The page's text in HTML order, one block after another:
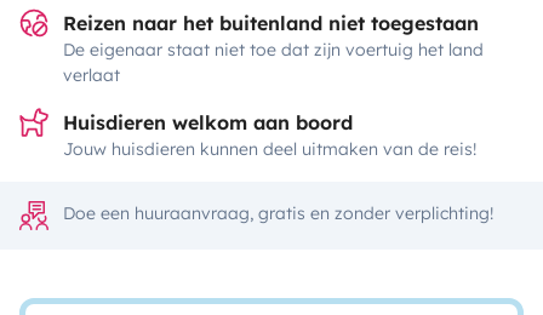
Reizen naar het buitenland niet toegestaan
De eigenaar staat niet toe dat zijn voertuig het land
verlaat
Huisdieren welkom aan boord
Jouw huisdieren kunnen deel uitmaken van de reis!
Doe een huuraanvraag, gratis en zonder verplichting!